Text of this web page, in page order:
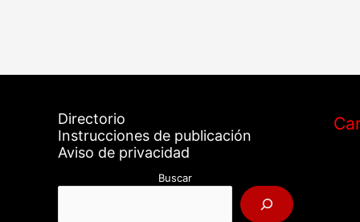
Directorio
Instrucciones de publicación
Aviso de privacidad
Buscar